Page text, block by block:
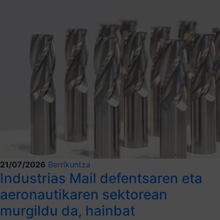
21/07/2026 Berrikuntza
Industrias Mail defentsaren eta
aeronautikaren sektorean
murgildu da, hainbat